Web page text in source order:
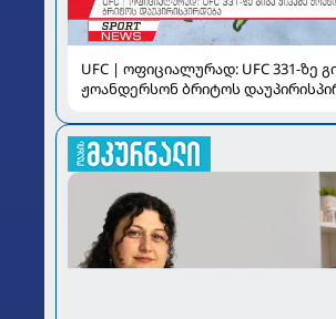
UFC | ოფიციალურად: UFC 331-ზე
ჟოანდერსონ ბრიტოს